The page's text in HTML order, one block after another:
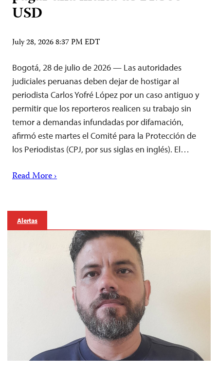
USD
July 28, 2026 8:37 PM EDT
Bogotá, 28 de julio de 2026 — Las autoridades
judiciales peruanas deben dejar de hostigar al
periodista Carlos Yofré López por un caso antiguo y
permitir que los reporteros realicen su trabajo sin
temor a demandas infundadas por difamación,
afirmó este martes el Comité para la Protección de
los Periodistas (CPJ, por sus siglas en inglés). El…
Read More ›
Alertas